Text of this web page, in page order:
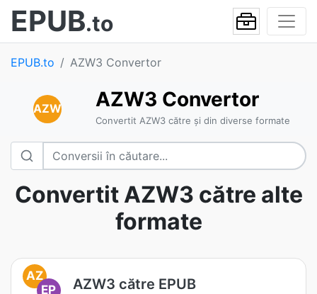
EPUB.to
EPUB.to AZW3 Convertor
AZW AZW3 Convertor
Convertit AZW3 către și din diverse formate
Convertit AZW3 către alte
formate
AZ
EP
AZW3 către EPUB